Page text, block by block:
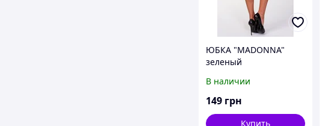
ЮБКА "MADONNA"
зеленый
В наличии
149 грн
Купить